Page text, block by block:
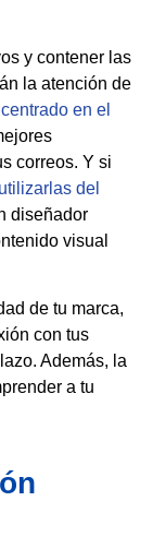
y contener las
la atención de
en el
correos. Y si
del
diseñador
visual
de tu marca,
con tus
Además, la
a tu